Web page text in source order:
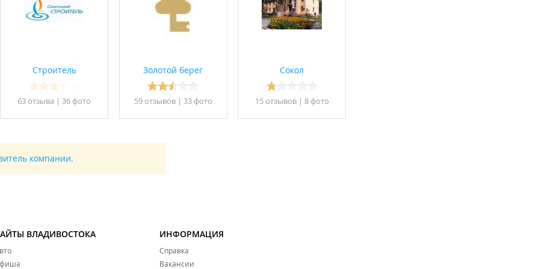
Пятый диетический стол.
на Шкотово. После Шкотово – поворот налево на Партизанск. Доехать до с.
с. Фроловка. По главной трассе доехать до с.Лазо. Далее двигаться по
(351 км). При въезде в село будет поворот направо к больнице
Строитель
63 отзывa | 36 фото
Золотой берег
59 отзывов| 33 фото
Сокол
15 отзывов| 8 фото
компании.
ВЛАДИВОСТОКА ИНФОРМАЦИЯ
Справка
Вакансии